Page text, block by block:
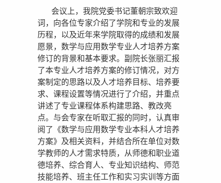
会议上，我院党委书记董朝宗致欢迎
词，向各位专家介绍了学院和专业的发展
历程，以及近年来学院取得的成绩和发展
愿景，数学与应用数学专业人才培养方案
修订的背景和基本要求。副院长张丽汇报
了本专业人才培养方案的修订情况，对方
案制定的思路以及人才培养目标、培养要
求、课程设置等情况进行了介绍，并重点
讲述了专业课程体系构建思路、教改亮
点。与会专家在听取汇报的同时，认真审
阅了《数学与应用数学专业本科人才培养
方案》及相关资料，并结合所在单位对数
学教师的人才需求特质，从师德和职业道
德培养、综合育人、专业知识结构、师范
技能培养、班主任工作和实习实训等方面